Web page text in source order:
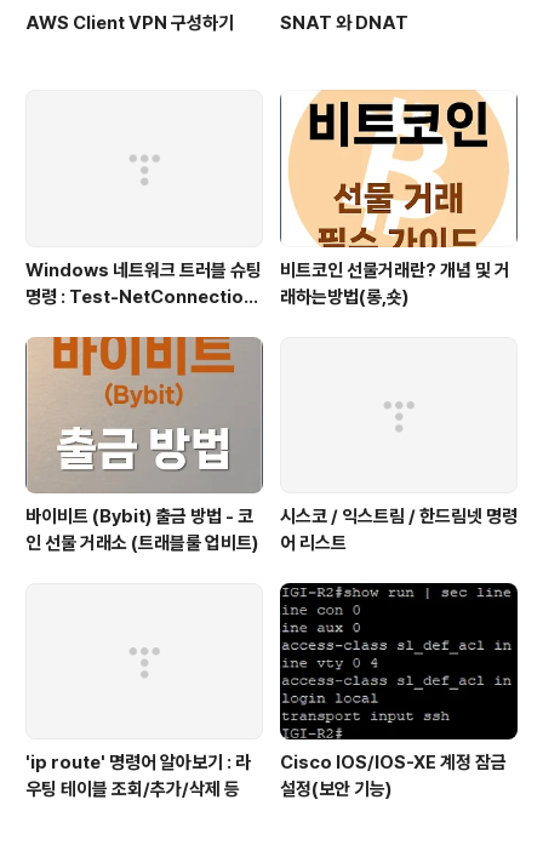
AWS Client VPN 구성하기 SNAT 와 DNAT
Windows 네트워크 트러블 슈팅
명령 : Test-NetConnection
비트코인 선물거래란? 개념 및 거
래하는방법(롱,숏)
바이비트 (Bybit) 출금 방법 - 코
인 선물 거래소 (트래블룰 업비트)
시스코 / 익스트림 / 한드림넷 명령
어 리스트
'ip route' 명령어 알아보기 : 라
우팅 테이블 조회/추가/삭제 등
Cisco IOS/IOS-XE 계정 잠금
설정(보안 기능)